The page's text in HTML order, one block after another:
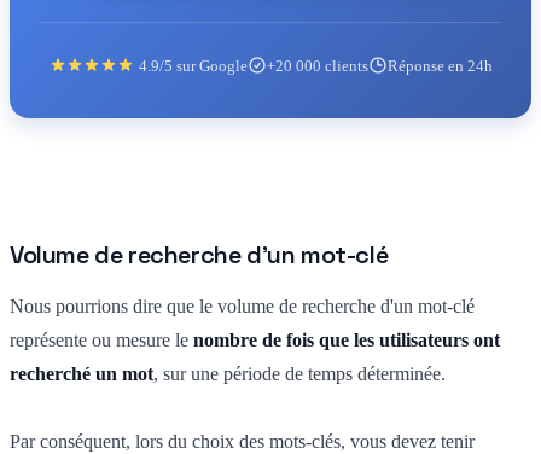
4.9/5 sur Google +20 000 clients Réponse en 24h
Volume de recherche d'un mot-clé
Nous pourrions dire que le volume de recherche d'un mot-clé
représente ou mesure le nombre de fois que les utilisateurs ont
recherché un mot, sur une période de temps déterminée.
Par conséquent, lors du choix des mots-clés, vous devez tenir